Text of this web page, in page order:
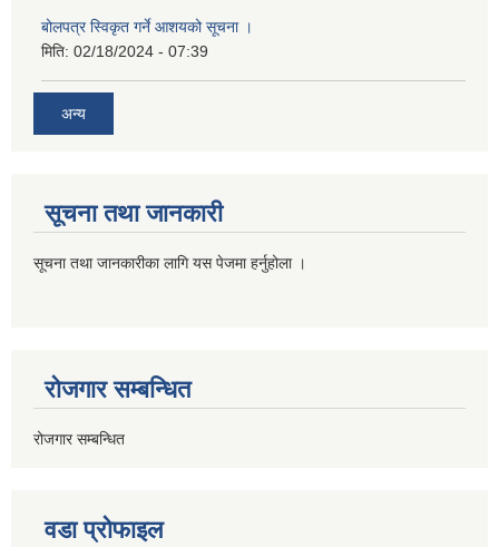
बोलपत्र स्विकृत गर्ने आशयको सूचना ।
मिति: 02/18/2024 - 07:39
अन्य
सूचना तथा जानकारी
सूचना तथा जानकारीका लागि यस पेजमा हर्नुहोला ।
रोजगार सम्बन्धित
रोजगार सम्बन्धित
वडा प्रोफाइल